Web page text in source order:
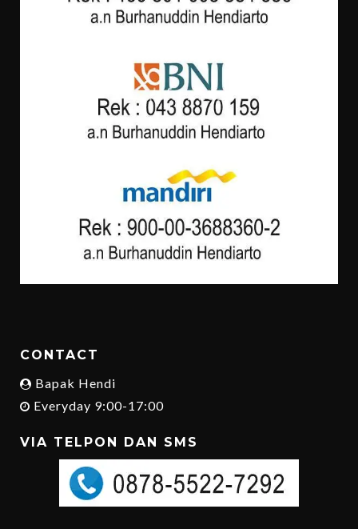
CONTACT
Bapak Hendi
Everyday 9:00-17:00
VIA TELPON DAN SMS